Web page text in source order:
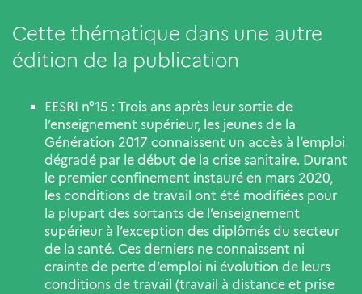
Cette thématique dans une autre
édition de la publication
EESRI n°15 : Trois ans après leur sortie de
l’enseignement supérieur, les jeunes de la
Génération 2017 connaissent un accès à l’emploi
dégradé par le début de la crise sanitaire. Durant
le premier confinement instauré en mars 2020,
les conditions de travail ont été modifiées pour
la plupart des sortants de l’enseignement
supérieur à l’exception des diplômés du secteur
de la santé. Ces derniers ne connaissent ni
crainte de perte d’emploi ni évolution de leurs
conditions de travail (travail à distance et prise